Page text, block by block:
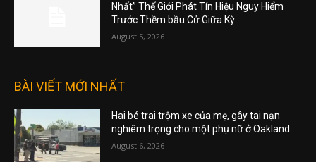
Nhất” Thế Giới Phát Tín Hiệu Nguy Hiểm
Trước Thềm bầu Cử Giữa Kỳ
August 5, 2026
BÀI VIẾT MỚI NHẤT
Hai bé trai trộm xe của mẹ, gây tai nạn
nghiêm trọng cho một phụ nữ ở Oakland.
August 6, 2026